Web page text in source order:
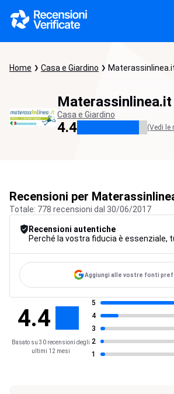
Home Casa e Giardino
Materassinlinea.it
Casa e Giardino
4.4 (Vedi le
Recensioni per
Totale: 778 recensioni dal 30/06/2017
Recensioni autentiche
Aggiungi alle vostre fonti
4.4
Basato su 30 recensioni degli
ultimi 12 mesi
5
4
3
2
1